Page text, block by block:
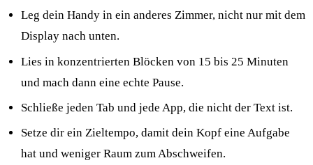
Leg dein Handy in ein anderes Zimmer, nicht nur mit dem
Display nach unten.
Lies in konzentrierten Blöcken von 15 bis 25 Minuten
und mach dann eine echte Pause.
Schließe jeden Tab und jede App, die nicht der Text ist.
Setze dir ein Zieltempo, damit dein Kopf eine Aufgabe
hat und weniger Raum zum Abschweifen.